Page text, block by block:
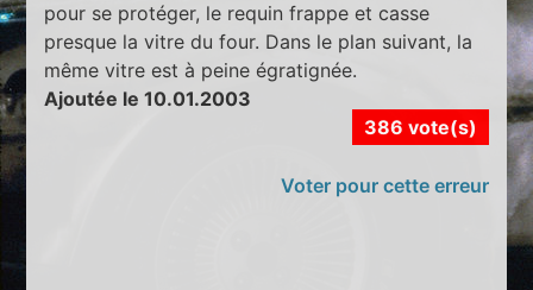
pour se protéger, le requin frappe et casse
presque la vitre du four. Dans le plan suivant, la
même vitre est à peine égratignée.
Ajoutée le 10.01.2003
386 vote(s)
Voter pour cette erreur